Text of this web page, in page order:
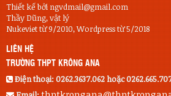
Thiết kế bởi ngvdmail@gmail.com
Thầy Dũng, vật lý
Nukeviet từ 9/2010, Wordpress từ 5/2018
LIÊN HỆ
TRƯỜNG THPT KRÔNG ANA
Điện thoại:0262.3637.062 hoặc